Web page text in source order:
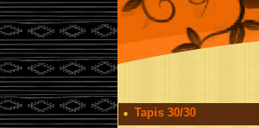
Tapis 30/30